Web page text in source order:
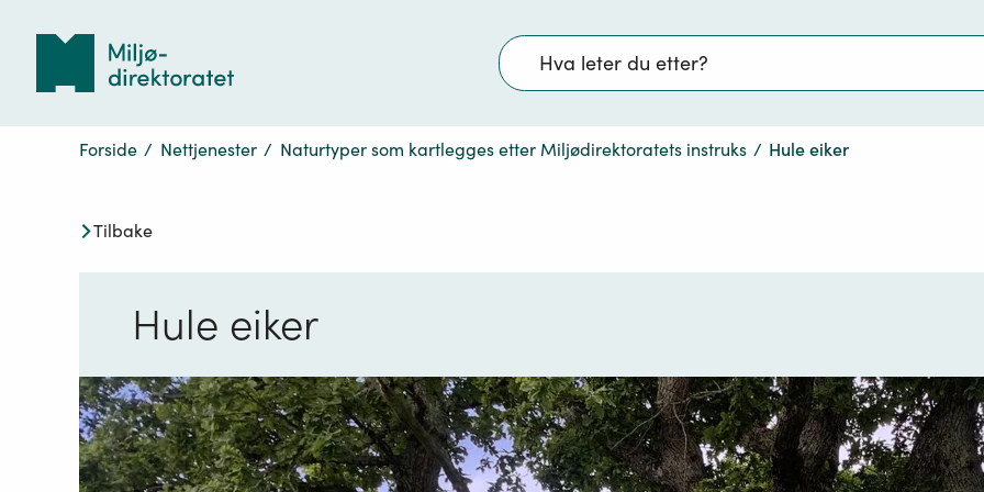
Søk
Forside / Nettjenester / Naturtyper som kartlegges etter Miljødirektoratets instruks / Hule eiker
Tilbake
Hule eiker